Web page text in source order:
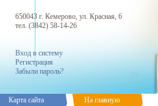
650043 г. Кемерово, ул. Красная, 6
тел. (3842) 58-14-26
Вход в систему
Регистрация
Забыли пароль?
Карта сайта На главную